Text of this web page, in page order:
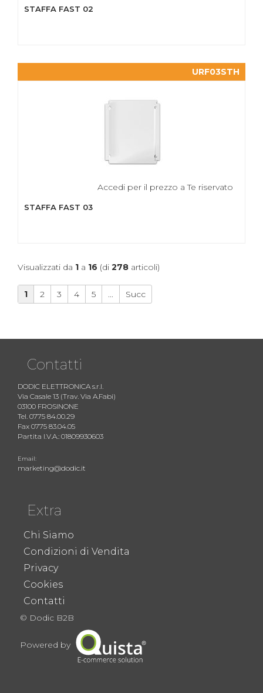
STAFFA FAST 02
URF03STH
Accedi per il prezzo a Te riservato
STAFFA FAST 03
Visualizzati da 1 a 16 (di 278 articoli)
1 2 3 4 5 ... Succ
Contatti
DODIC ELETTRONICA s.r.l.
Via Casale 13 (Trav. Via A.Fabi)
03100 FROSINONE
Tel. 0775 84.00.29
Fax 0775 83.04.05
Partita I.V.A.: 01809930603
Email:
marketing@dodic.it
Extra
Chi Siamo
Condizioni di Vendita
Privacy
Cookies
Contatti
© Dodic B2B
Powered by